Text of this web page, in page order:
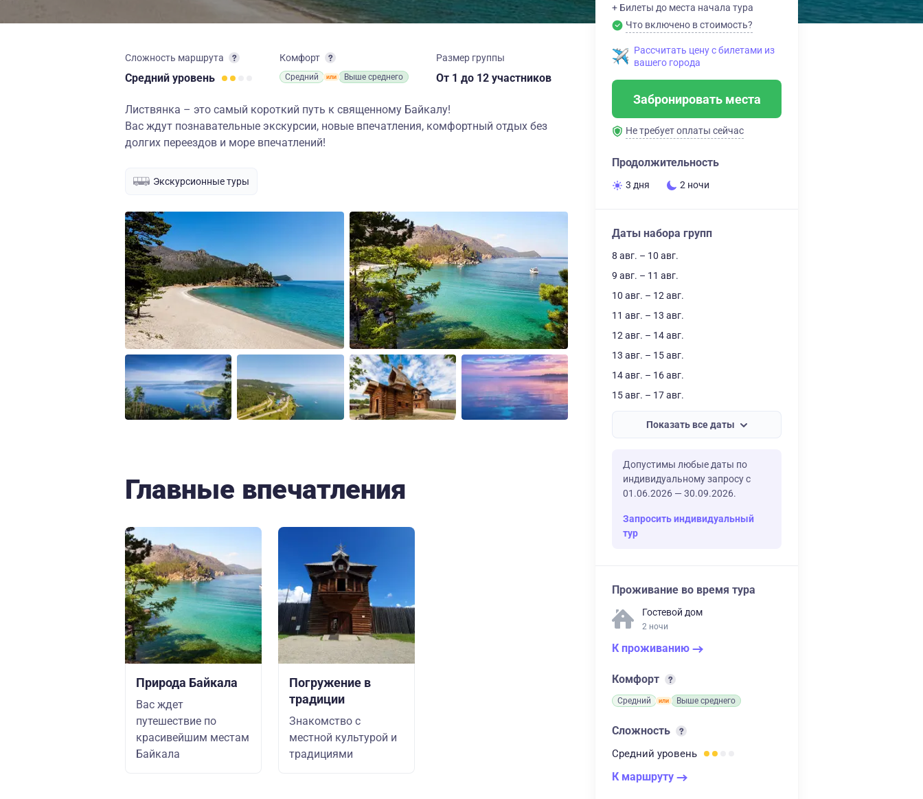
Сложность маршрута
Средний уровень
Комфорт
Средний Выше среднего
Размер группы
От 1 до 12 участников
Листвянка – это самый короткий путь к священному Байкалу!
Вас ждут познавательные экскурсии, новые впечатления, комфортный отдых без
долгих переездов и море впечатлений!
Экскурсионные туры
Главные впечатления
Природа Байкала
Вас ждет
путешествие по
красивейшим местам
Байкала
Погружение в
традиции
Знакомство с
местной культурой и
традициями
+ Билеты до места начала тура
Что включено в стоимость?
Рассчитать цену с билетами из
вашего города
Забронировать места
Не требует оплаты сейчас
Продолжительность
3 дня 2 ночи
Даты набора групп
8 авг. – 10 авг.
9 авг. – 11 авг.
10 авг. – 12 авг.
11 авг. – 13 авг.
12 авг. – 14 авг.
13 авг. – 15 авг.
14 авг. – 16 авг.
15 авг. – 17 авг.
Показать все даты
Допустимы любые даты по
индивидуальному запросу с
01.06.2026 — 30.09.2026.
Запросить индивидуальный
тур
Проживание во время тура
Гостевой дом
2 ночи
К проживанию
Комфорт
Средний Выше среднего
Сложность
Средний уровень
К маршруту